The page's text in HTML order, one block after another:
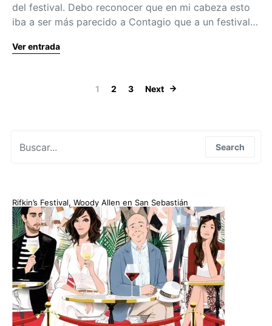
del festival. Debo reconocer que en mi cabeza esto
iba a ser más parecido a Contagio que a un festival…
Ver entrada
Paginación
1 2 3 Next
Search
Rifkin’s Festival, Woody Allen en San Sebastián